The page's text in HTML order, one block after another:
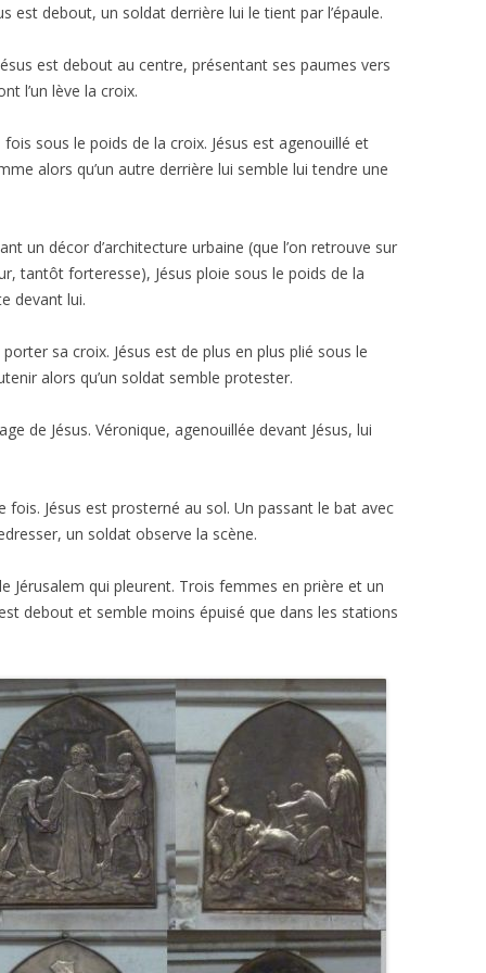
est debout, un soldat derrière lui le tient par l’épaule.
est debout au centre, présentant ses paumes vers
l’un lève la croix.
sous le poids de la croix. Jésus est agenouillé et
alors qu’un autre derrière lui semble lui tendre une
un décor d’architecture urbaine (que l’on retrouve sur
tantôt forteresse), Jésus ploie sous le poids de la
devant lui.
sa croix. Jésus est de plus en plus plié sous le
alors qu’un soldat semble protester.
de Jésus. Véronique, agenouillée devant Jésus, lui
Jésus est prosterné au sol. Un passant le bat avec
un soldat observe la scène.
Jérusalem qui pleurent. Trois femmes en prière et un
debout et semble moins épuisé que dans les stations